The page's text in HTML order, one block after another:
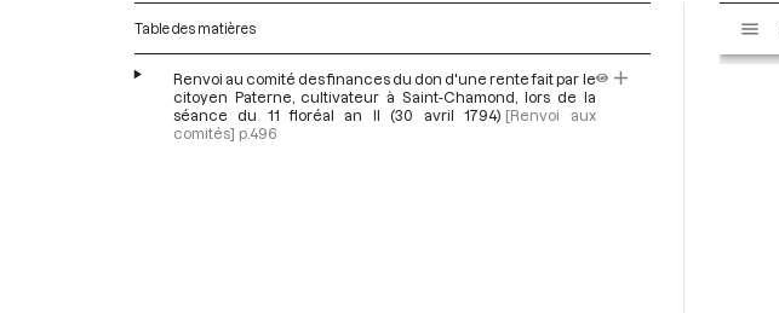
Table des matières
Renvoi au comité des finances du don d'une rente fait par le
citoyen Paterne, cultivateur à Saint-Chamond, lors de la
séance du 11 floréal an II (30 avril 1794) [Renvoi aux
comités] p.496
s